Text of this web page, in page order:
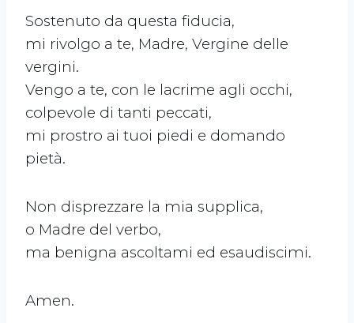
Sostenuto da questa fiducia,
mi rivolgo a te, Madre, Vergine delle
vergini.
Vengo a te, con le lacrime agli occhi,
colpevole di tanti peccati,
mi prostro ai tuoi piedi e domando
pietà.
Non disprezzare la mia supplica,
o Madre del verbo,
ma benigna ascoltami ed esaudiscimi.
Amen.